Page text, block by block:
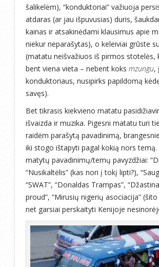
šalikelėm), “konduktoriai” važiuoja
atdaras (ar jau išpuvusias) duris,
kainas ir atsakinėdami klausimus apie
niekur neparašytas), o keleiviai grūste
(matatu neišvažiuos iš pirmos stotelės,
bent viena vieta – nebent koks mzungu,
konduktoriaus, nusipirks papildomą
savęs).
Bet tikrasis kiekvieno matatu
išvaizda ir muzika. Pigesni matatu turi
raidėm parašytą pavadinimą,
iki stogo ištapyti pagal kokią nors temą.
matytų pavadinimų/temų pavyzdžiai:
“Nusikaltėlis” (kas nori į tokį lipti?),
“SWAT”, “Donaldas Trampas”,
proud”, “Mirusių nigerių asociacija”
net garsiai perskaityti Kenijoje